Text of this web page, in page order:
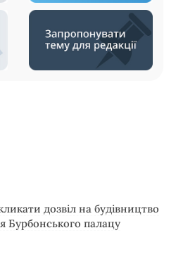
дозвіл на будівництво
Бурбонського палацу